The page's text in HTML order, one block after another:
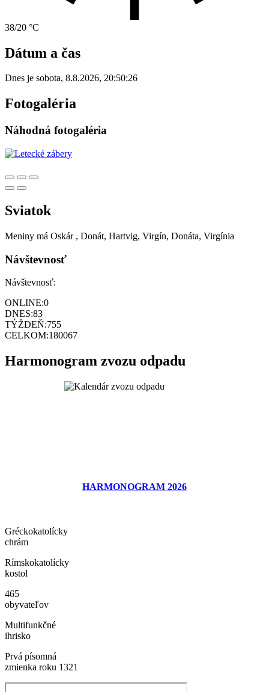
38/20 °C
Dátum a čas
Dnes je sobota, 8.8.2026, 20:50:26
Fotogaléria
Náhodná fotogaléria
Sviatok
Meniny má Oskár , Donát, Hartvig, Virgín, Donáta, Virgínia
Návštevnosť
Návštevnosť:
ONLINE:0
DNES:83
TÝŽDEŇ:755
CELKOM:180067
Harmonogram zvozu odpadu
HARMONOGRAM 2026
Gréckokatolícky
chrám
Rímskokatolícky
kostol
465
obyvateľov
Multifunkčné
ihrisko
Prvá písomná
zmienka roku 1321